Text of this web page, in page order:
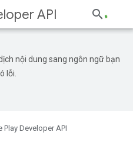
API
nội dung sang ngôn ngữ bạn
lỗi.
Play Developer API